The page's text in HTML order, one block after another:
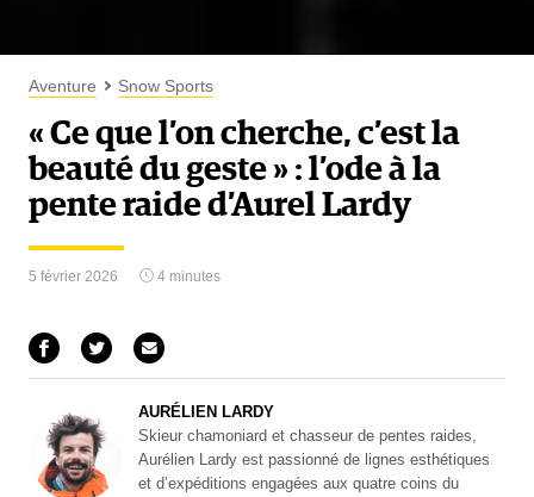
Aventure Snow Sports
« Ce que l’on cherche, c’est la
beauté du geste » : l’ode à la
pente raide d’Aurel Lardy
5 février 2026 4 minutes
AURÉLIEN LARDY
Skieur chamoniard et chasseur de pentes raides,
Aurélien Lardy est passionné de lignes esthétiques
et d’expéditions engagées aux quatre coins du